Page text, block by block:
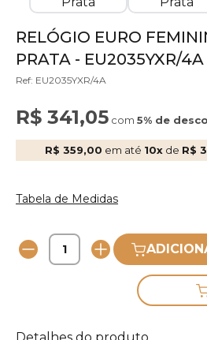
RELÓGIO EURO
PRATA - EU2035YXR/4A
Ref: EU2035YXR/4A
R$ 341,05 com 5% de
R$ 359,00 em até 10xde R$
Tabela de Medidas